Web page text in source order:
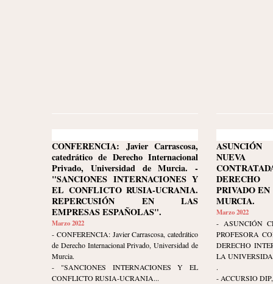
CONFERENCIA: Javier Carrascosa,
catedrático de Derecho Internacional
Privado, Universidad de Murcia. -
"SANCIONES INTERNACIONES Y
EL CONFLICTO RUSIA-UCRANIA.
REPERCUSIÓN EN LAS
EMPRESAS ESPAÑOLAS".
Marzo 2022
- CONFERENCIA: Javier Carrascosa, catedrático
de Derecho Internacional Privado, Universidad de
Murcia.
- "SANCIONES INTERNACIONES Y EL
CONFLICTO RUSIA-UCRANIA...
NUEVA
PRIVADO
MURCIA.
Marzo 2022
- ASUNCIÓN
PROFESORA
DERECHO
LA
.
- ACCURSIO